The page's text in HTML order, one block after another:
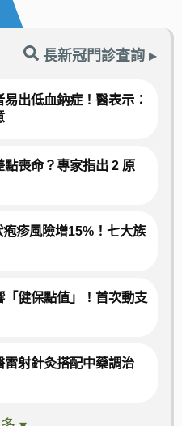
長新冠門診查詢 ▸
出低血鈉症！醫表示：
喪命？專家指出 2 原
疹風險增15%！七大族
健保點值」！首次動支
射針灸搭配中藥調治